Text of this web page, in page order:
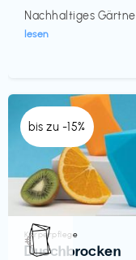
Nachhaltiges
lesen
bis zu -15%
Körperpflege
Duschbrocken
€‎